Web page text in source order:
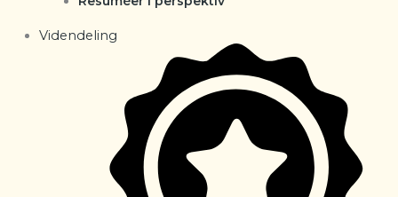
Videndeling